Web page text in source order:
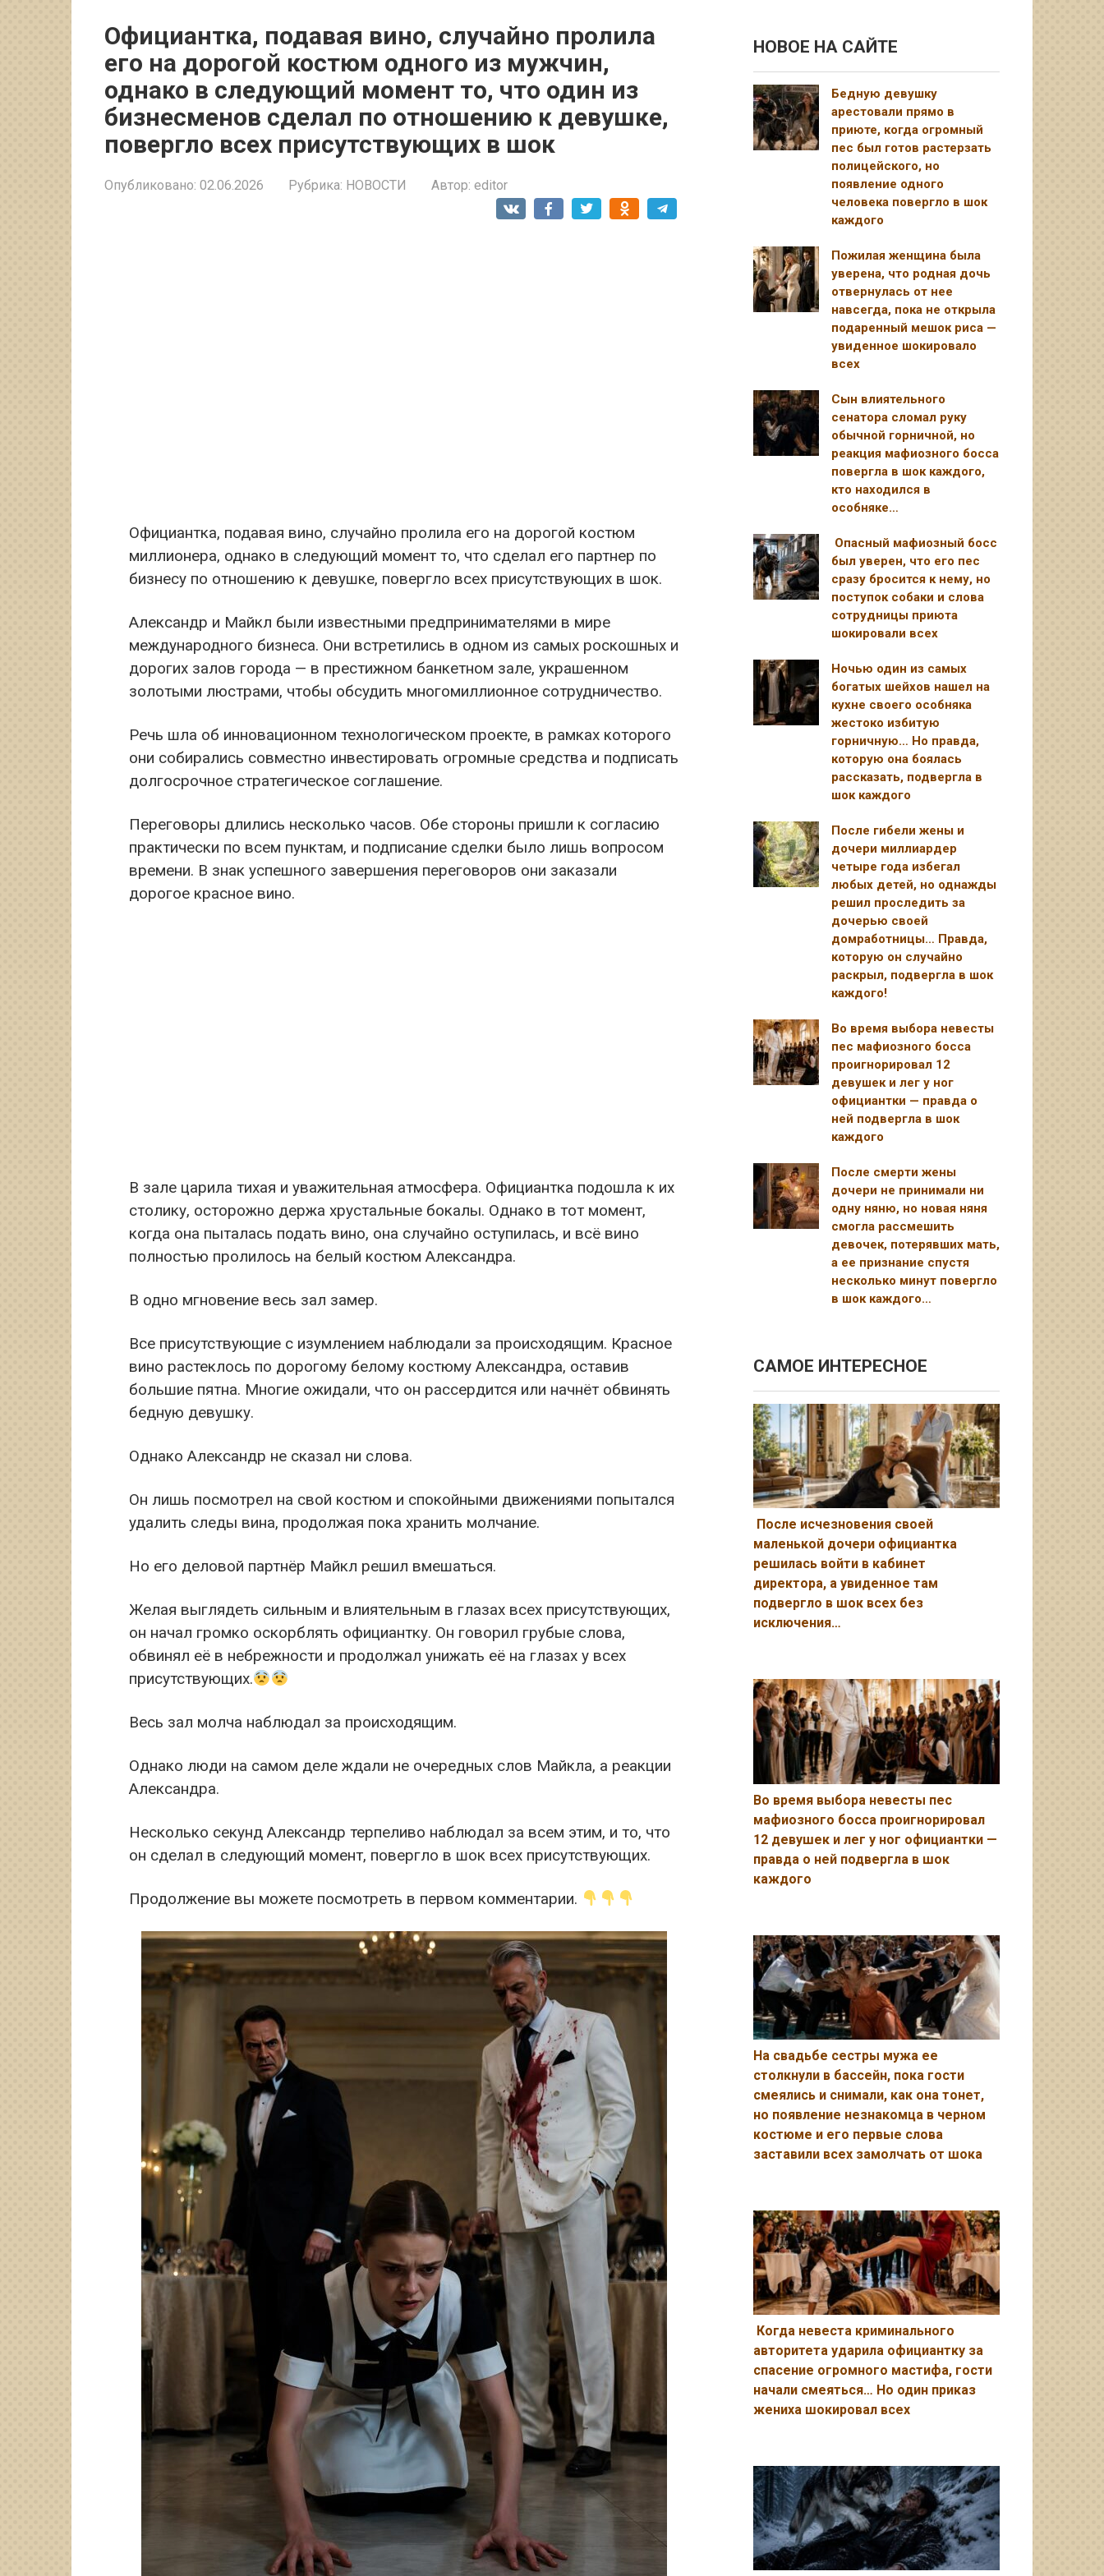
Официантка, подавая вино, случайно пролила
его на дорогой костюм одного из мужчин,
однако в следующий момент то, что один из
бизнесменов сделал по отношению к девушке,
повергло всех присутствующих в шок
Опубликовано: 02.06.2026 Рубрика: НОВОСТИ Автор: editor
Официантка, подавая вино, случайно пролила его на дорогой костюм
миллионера, однако в следующий момент то, что сделал его партнер по
бизнесу по отношению к девушке, повергло всех присутствующих в шок.
Александр и Майкл были известными предпринимателями в мире
международного бизнеса. Они встретились в одном из самых роскошных и
дорогих залов города — в престижном банкетном зале, украшенном
золотыми люстрами, чтобы обсудить многомиллионное сотрудничество.
Речь шла об инновационном технологическом проекте, в рамках которого
они собирались совместно инвестировать огромные средства и подписать
долгосрочное стратегическое соглашение.
Переговоры длились несколько часов. Обе стороны пришли к согласию
практически по всем пунктам, и подписание сделки было лишь вопросом
времени. В знак успешного завершения переговоров они заказали
дорогое красное вино.
В зале царила тихая и уважительная атмосфера. Официантка подошла к их
столику, осторожно держа хрустальные бокалы. Однако в тот момент,
когда она пыталась подать вино, она случайно оступилась, и всё вино
полностью пролилось на белый костюм Александра.
В одно мгновение весь зал замер.
Все присутствующие с изумлением наблюдали за происходящим. Красное
вино растеклось по дорогому белому костюму Александра, оставив
большие пятна. Многие ожидали, что он рассердится или начнёт обвинять
бедную девушку.
Однако Александр не сказал ни слова.
Он лишь посмотрел на свой костюм и спокойными движениями попытался
удалить следы вина, продолжая пока хранить молчание.
Но его деловой партнёр Майкл решил вмешаться.
Желая выглядеть сильным и влиятельным в глазах всех присутствующих,
он начал громко оскорблять официантку. Он говорил грубые слова,
обвинял её в небрежности и продолжал унижать её на глазах у всех
присутствующих.
Весь зал молча наблюдал за происходящим.
Однако люди на самом деле ждали не очередных слов Майкла, а реакции
Александра.
Несколько секунд Александр терпеливо наблюдал за всем этим, и то, что
он сделал в следующий момент, повергло в шок всех присутствующих.
Продолжение вы можете посмотреть в первом комментарии.
НОВОЕ НА САЙТЕ
Бедную девушку
арестовали прямо в
приюте, когда огромный
пес был готов растерзать
полицейского, но
появление одного
человека повергло в шок
каждого
Пожилая женщина была
уверена, что родная дочь
отвернулась от нее
навсегда, пока не открыла
подаренный мешок риса —
увиденное шокировало
всех
Сын влиятельного
сенатора сломал руку
обычной горничной, но
реакция мафиозного босса
повергла в шок каждого,
кто находился в
особняке…
Опасный мафиозный босс
был уверен, что его пес
сразу бросится к нему, но
поступок собаки и слова
сотрудницы приюта
шокировали всех
Ночью один из самых
богатых шейхов нашел на
кухне своего особняка
жестоко избитую
горничную… Но правда,
которую она боялась
рассказать, подвергла в
шок каждого
После гибели жены и
дочери миллиардер
четыре года избегал
любых детей, но однажды
решил проследить за
дочерью своей
домработницы… Правда,
которую он случайно
раскрыл, подвергла в шок
каждого!
Во время выбора невесты
пес мафиозного босса
проигнорировал 12
девушек и лег у ног
официантки — правда о
ней подвергла в шок
каждого
После смерти жены
дочери не принимали ни
одну няню, но новая няня
смогла рассмешить
девочек, потерявших мать,
а ее признание спустя
несколько минут повергло
в шок каждого…
САМОЕ ИНТЕРЕСНОЕ
После исчезновения своей
маленькой дочери официантка
решилась войти в кабинет
директора, а увиденное там
подвергло в шок всех без
исключения…
Во время выбора невесты пес
мафиозного босса проигнорировал
12 девушек и лег у ног официантки —
правда о ней подвергла в шок
каждого
На свадьбе сестры мужа ее
столкнули в бассейн, пока гости
смеялись и снимали, как она тонет,
но появление незнакомца в черном
костюме и его первые слова
заставили всех замолчать от шока
Когда невеста криминального
авторитета ударила официантку за
спасение огромного мастифа, гости
начали смеяться… Но один приказ
жениха шокировал всех